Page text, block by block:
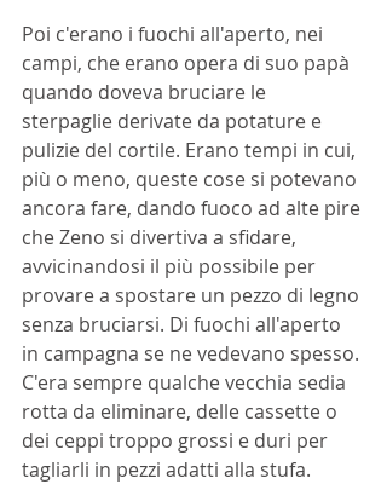
Poi c'erano i fuochi all'aperto, nei
campi, che erano opera di suo papà
quando doveva bruciare le
sterpaglie derivate da potature e
pulizie del cortile. Erano tempi in cui,
più o meno, queste cose si potevano
ancora fare, dando fuoco ad alte pire
che Zeno si divertiva a sfidare,
avvicinandosi il più possibile per
provare a spostare un pezzo di legno
senza bruciarsi. Di fuochi all'aperto
in campagna se ne vedevano spesso.
C'era sempre qualche vecchia sedia
rotta da eliminare, delle cassette o
dei ceppi troppo grossi e duri per
tagliarli in pezzi adatti alla stufa.